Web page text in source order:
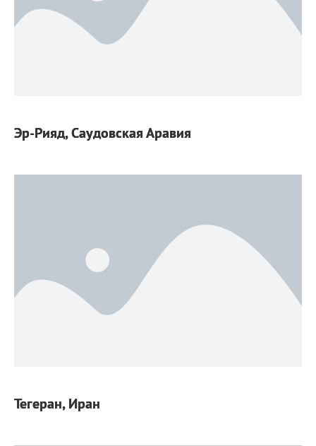
Эр-Рияд, Саудовская Аравия
Тегеран, Иран